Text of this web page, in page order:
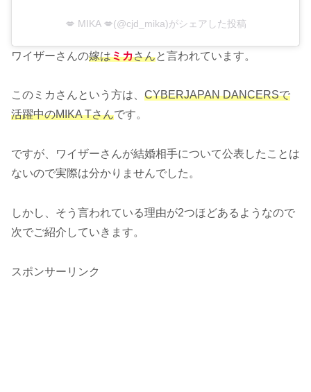
💋 MIKA 💋(@cjd_mika)がシェアした投稿
ワイザーさんの嫁はミカさんと言われています。
このミカさんという方は、 CYBERJAPAN DANCERSで
活躍中のMIKA Tさんです。
ですが、ワイザーさんが結婚相手について公表したことは
ないので実際は分かりませんでした。
しかし、そう言われている理由が2つほどあるようなので
次でご紹介していきます。
スポンサーリンク